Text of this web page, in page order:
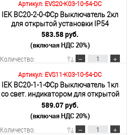
В корзину
Подробнее
Артикул: EVS20-K03-10-54-DC
IEK ВС20-2-0-ФСр Выключатель 2кл
для открытой установки IP54
583.58 руб.
(включая НДС 20%)
Количество:
В корзину
Подробнее
Артикул: EVS11-K03-10-54-DC
IEK ВС20-1-1-ФСр Выключатель 1кл
со свет. индикатором для открытой
установки IP54
589.07 руб.
(включая НДС 20%)
Количество: